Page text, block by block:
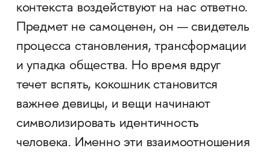
контекста воздействуют на нас ответно.
Предмет не самоценен, он — свидетель
процесса становления, трансформации
и упадка общества. Но время вдруг
течет вспять, кокошник становится
важнее девицы, и вещи начинают
символизировать идентичность
человека. Именно эти взаимоотношения